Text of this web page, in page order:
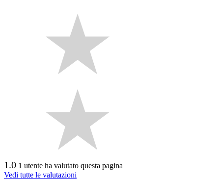
1.0 1 utente ha valutato questa pagina
Vedi tutte le valutazioni